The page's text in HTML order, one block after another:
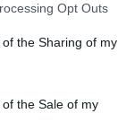
Opt Outs
the Sharing of my
the Sale of my